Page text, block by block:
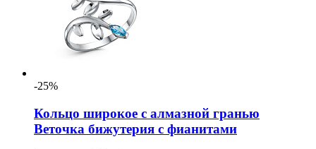
-25%
Кольцо широкое с алмазной гранью
Веточка бижутерия с фианитами